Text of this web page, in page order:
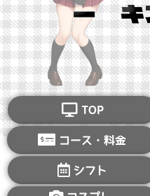
TOP
コース・料金
シフト